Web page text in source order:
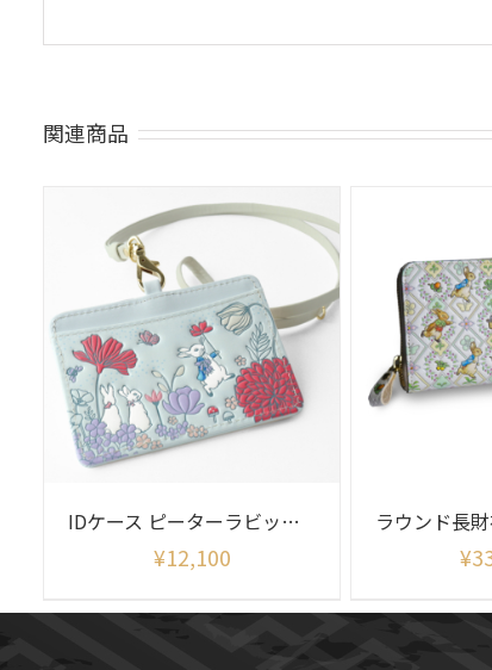
関連商品
IDケース ピーターラビット リニアメドウ
¥12,100 ¥